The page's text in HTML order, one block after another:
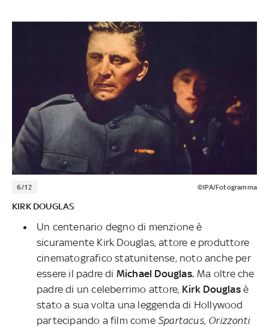
6/12 ©IPA/Fotogramma
KIRK DOUGLAS
Un centenario degno di menzione è
sicuramente Kirk Douglas, attore e produttore
cinematografico statunitense, noto anche per
essere il padre di Michael Douglas. Ma oltre che
padre di un celeberrimo attore, Kirk Douglasè
stato a sua volta una leggenda di Hollywood
partecipando a film come Spartacus, Orizzonti